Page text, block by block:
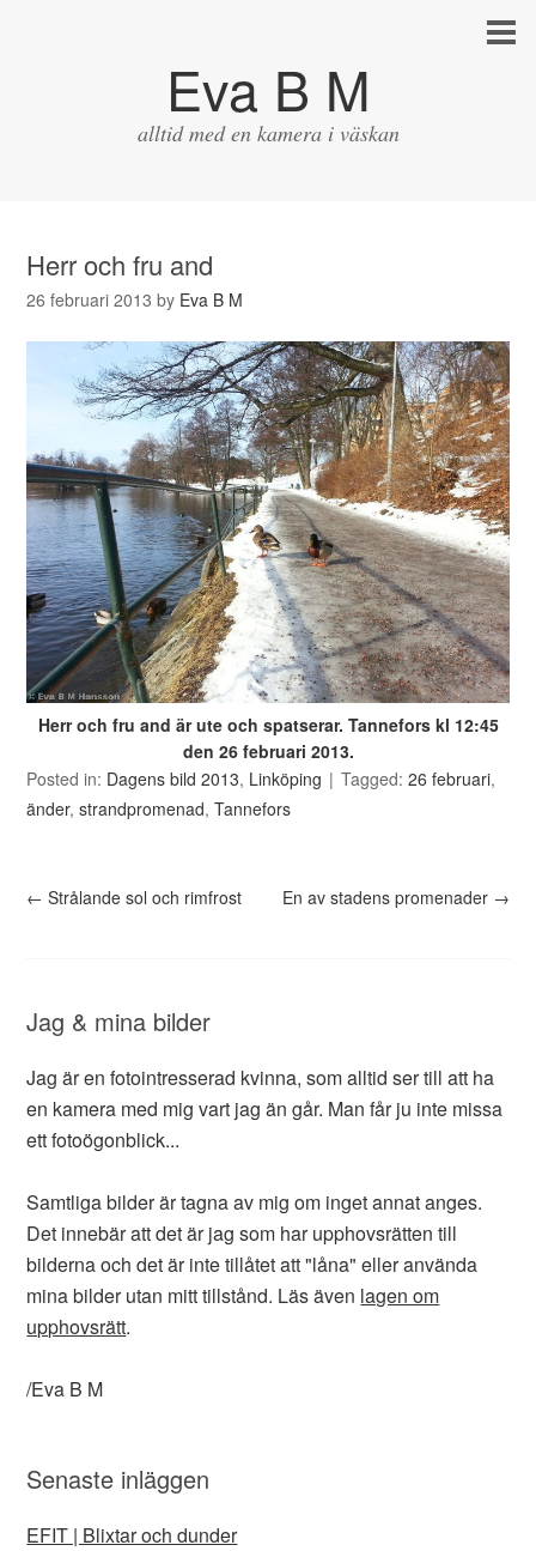
Eva B M
alltid med en kamera i väskan
Herr och fru and
26 februari 2013 by Eva B M
Herr och fru and är ute och spatserar. Tannefors kl 12:45
den 26 februari 2013.
Posted in: Dagens bild 2013, Linköping Tagged:26 februari,
änder,strandpromenad,Tannefors
← Strålande sol och rimfrost En av stadens promenader →
Jag & mina bilder
Jag är en fotointresserad kvinna, som alltid ser till att ha
en kamera med mig vart jag än går. Man får ju inte missa
ett fotoögonblick...
Samtliga bilder är tagna av mig om inget annat anges.
Det innebär att det är jag som har upphovsrätten till
bilderna och det är inte tillåtet att "låna" eller använda
mina bilder utan mitt tillstånd. Läs även lagen om
upphovsrätt.
/Eva B M
Senaste inläggen
EFIT | Blixtar och dunder